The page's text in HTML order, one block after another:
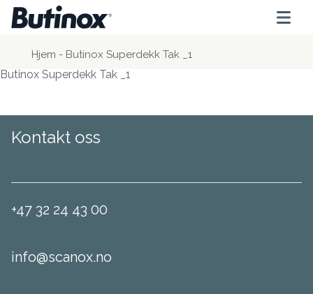
Hjem - Butinox Superdekk Tak _1
Butinox Superdekk Tak _1
Kontakt oss
+47 32 24 43 00
info@scanox.no